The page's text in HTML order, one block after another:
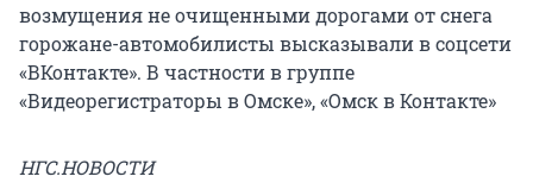
возмущения не очищенными дорогами от снега
горожане-автомобилисты высказывали в соцсети
«ВКонтакте». В частности в группе
«Видеорегистраторы в Омске», «Омск в Контакте»
НГС.НОВОСТИ